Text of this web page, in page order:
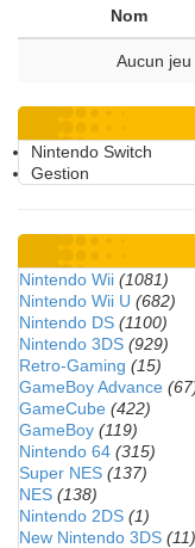
Nom
Aucun
Nintendo Switch
Gestion
Nintendo Wii (1081)
Nintendo Wii U (682)
Nintendo DS (1100)
Nintendo 3DS (929)
Retro-Gaming (15)
GameBoy Advance
GameCube (422)
GameBoy (119)
Nintendo 64 (315)
Super NES (137)
NES (138)
Nintendo 2DS (1)
New Nintendo 3DS (11)